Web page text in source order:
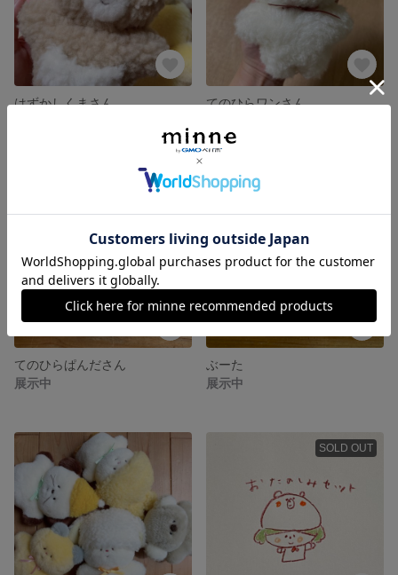
はずかしくまさん
てのひらワンさん
てのひらぱんださん
展示中
ぶーた
展示中
SOLD OUT